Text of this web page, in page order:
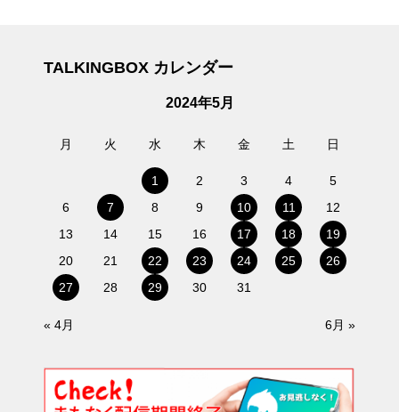
TALKINGBOX カレンダー
2024年5月
月 火 水 木 金 土 日
1 2 3 4
5
6
7 8 9 10 11
12
13
14 15 16 17 18
19
20
21 22 23 24 25
26
27
28 29 30 31
« 4月 6月 »